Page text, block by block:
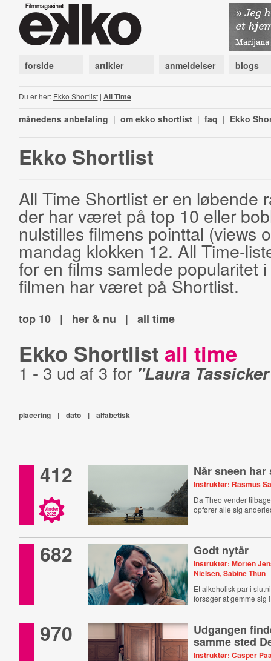
forside artikler anmeldelser blogs
Du er her: Ekko Shortlist| All Time
månedens anbefaling | om ekko shortlist | faq | Ekko
Ekko Shortlist
All Time Shortlist er en løbende
der har været på top 10 eller
nulstilles filmens pointtal (views
mandag klokken 12. All Time-
for en films samlede popularitet
filmen har været på Shortlist.
top 10 | her & nu | all time
Ekko Shortlist all time
1 - 3 ud af 3 for "Laura
placering | dato | alfabetisk
412
Vinder
2025
Når sneen har
Instruktør: Rasmus
Da Theo vender
opfører alle sig
682 Godt nytår
Instruktør: Morten
Nielsen, Sabine Thun
Et alkoholisk par i
forsøger at gemme
970 Udgangen
samme sted
Instruktør: Casper